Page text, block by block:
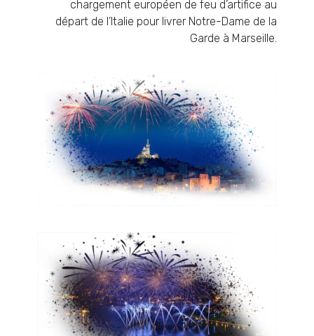
chargement européen de feu d’artifice au
départ de l’Italie pour livrer Notre-Dame de la
Garde à Marseille.